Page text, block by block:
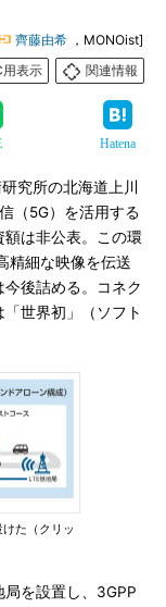
齊藤由希 ，MONOist]
用表示
関連情報
Hatena
究所の北海道上川
（5G）を活用する
は非公表。この環
精細な映像を伝送
後詰める。コネク
世界初」（ソフト
た（クリッ
を設置し、3GPP